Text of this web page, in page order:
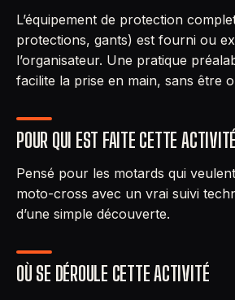
L’équipement de protection
protections, gants) est fourni ou
l’organisateur. Une pratique
facilite la prise en main, sans être
POUR QUI EST FAITE CETTE ACTIVITÉ
Pensé pour les motards qui
moto-cross avec un vrai suivi
d’une simple découverte.
OÙ SE DÉROULE CETTE ACTIVITÉ